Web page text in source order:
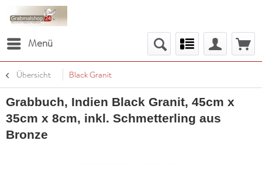
Menü
Übersicht Black Granit
Grabbuch, Indien Black Granit, 45cm x
35cm x 8cm, inkl. Schmetterling aus
Bronze